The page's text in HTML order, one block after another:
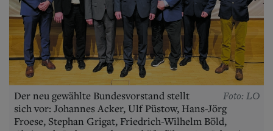
Start
Wer wir sind
Aktuelle Ausgabe
Abonnenten-Login
Pommern
Berlin-Brandenburg
Schlesien
Danzig und Westpreußen
Bücher
Foto: LO
Der neu gewählte Bundesvorstand stellt
sich vor: Johannes Acker, Ulf Püstow, Hans-Jörg
Froese, Stephan Grigat, Friedrich-Wilhelm Böld,